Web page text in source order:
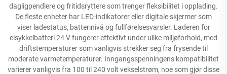
dagligpendlere og fritidsryttere som trenger fleksibilitet i opplading.
De fleste enheter har LED-indikatorer eller digitale skjermer som
viser ladestatus, batterinivå og fullførelsesvarsler. Laderen for
elsykkelbatteri 24 V fungerer effektivt under ulike miljøforhold, med
driftstemperaturer som vanligvis strekker seg fra frysende til
moderate varmetemperaturer. Inngangsspenningens kompatibilitet
varierer vanligvis fra 100 til 240 volt vekselstrøm, noe som gjør disse